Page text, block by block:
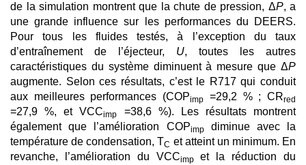
de la simulation montrent que la chute de pression, ΔP, a
une grande influence sur les performances du DEERS.
Pour tous les fluides testés, à l’exception du taux
d’entraînement de l’éjecteur, U, toutes les autres
caractéristiques du système diminuent à mesure que ΔP
augmente. Selon ces résultats, c’est le R717 qui conduit
aux meilleures performances (COPimp =29,2 % ; CRred
=27,9 %, et VCCimp
=38,6 %). Les résultats montrent
également que l’amélioration COPimp
diminue avec la
température de condensation, TC et atteint un minimum. En
revanche, l’amélioration du VCCimp
et la réduction du